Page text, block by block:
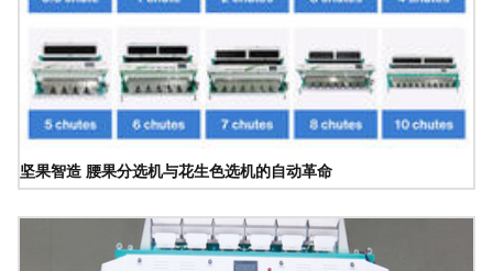
坚果智造 腰果分选机与花生色选机的自动革命